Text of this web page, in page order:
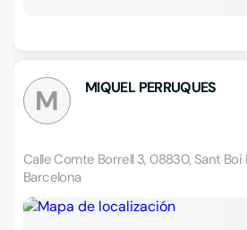
M MIQUEL PERRUQUES
Calle Comte Borrell 3, 08830, Sant Boi
Barcelona